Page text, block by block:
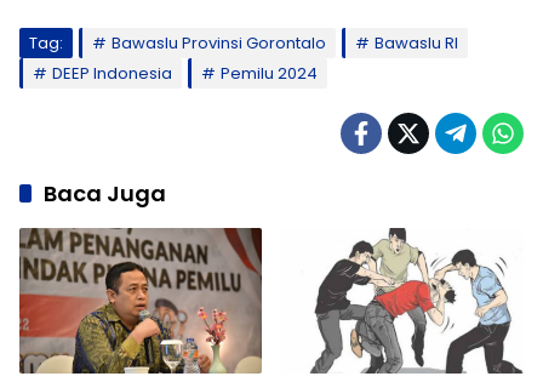
Tag: Bawaslu Provinsi Gorontalo
Bawaslu RI
DEEP Indonesia
Pemilu 2024
Baca Juga